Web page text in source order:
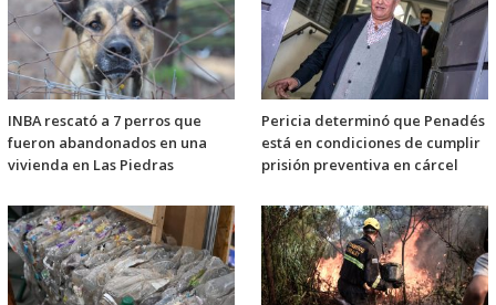
INBA rescató a 7 perros que
fueron abandonados en una
vivienda en Las Piedras
Pericia determinó que Penadés
está en condiciones de cumplir
prisión preventiva en cárcel